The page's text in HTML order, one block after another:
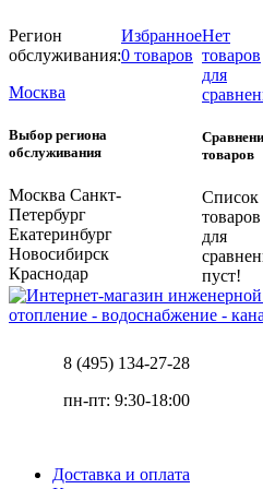
Регион
обслуживания:
Москва
Выбор региона
обслуживания
Москва Санкт-
Петербург
Екатеринбург
Новосибирск
Краснодар
Избранное
0 товаров
Нет
товаров
для
товаров
Список
товаров
для
пуст!
отопление - водоснабжение -
8 (495) 134-27-28
пн-пт: 9:30-18:00
Доставка и оплата